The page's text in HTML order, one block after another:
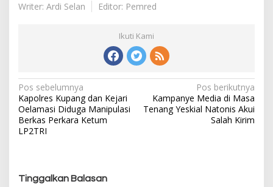
Writer: Ardi Selan
Editor: Pemred
Ikuti Kami
N
a
v
i
Pos sebelumnya
Kapolres Kupang dan Kejari
Oelamasi Diduga Manipulasi
Berkas Perkara Ketum
LP2TRI
Pos berikutnya
Kampanye Media di Masa
Tenang Yeskial Natonis Akui
Salah Kirim
Tinggalkan Balasan